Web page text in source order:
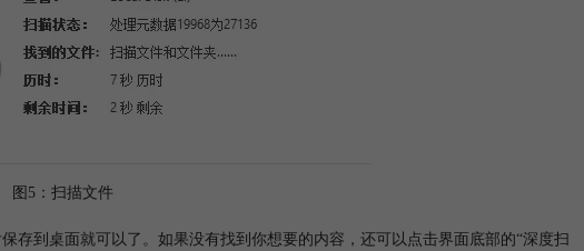
图5：扫描文件
存到桌面就可以了。如果没有找到你想要的内容，还可以点击界面底部的“深度扫